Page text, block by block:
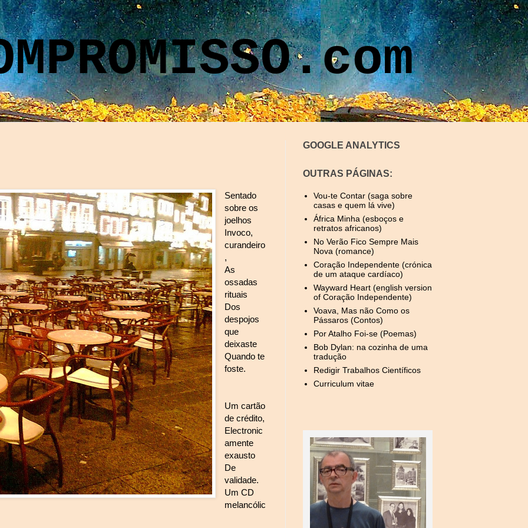
Sentado
sobre os
joelhos
Invoco,
curandeiro
,
As
ossadas
rituais
Dos
despojos
que
deixaste
Quando te
foste.
Um cartão
de crédito,
Electronic
amente
exausto
De
validade.
Um CD
melancólic
GOOGLE ANALYTICS
OUTRAS PÁGINAS:
Vou-te Contar (saga sobre
casas e quem lá vive)
África Minha (esboços e
retratos africanos)
No Verão Fico Sempre Mais
Nova (romance)
Coração Independente (crónica
de um ataque cardíaco)
Wayward Heart (english version
of Coração Independente)
Voava, Mas não Como os
Pássaros (Contos)
Por Atalho Foi-se (Poemas)
Bob Dylan: na cozinha de uma
tradução
Redigir Trabalhos Científicos
Curriculum vitae